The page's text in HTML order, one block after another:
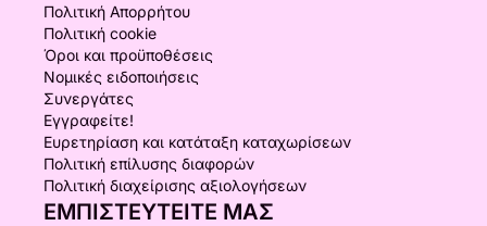
Πολιτική Απορρήτου
Πολιτική cookie
Όροι και προϋποθέσεις
Νομικές ειδοποιήσεις
Συνεργάτες
Εγγραφείτε!
Ευρετηρίαση και κατάταξη καταχωρίσεων
Πολιτική επίλυσης διαφορών
Πολιτική διαχείρισης αξιολογήσεων
ΕΜΠΙΣΤΕΥΤΕΊΤΕ ΜΑΣ